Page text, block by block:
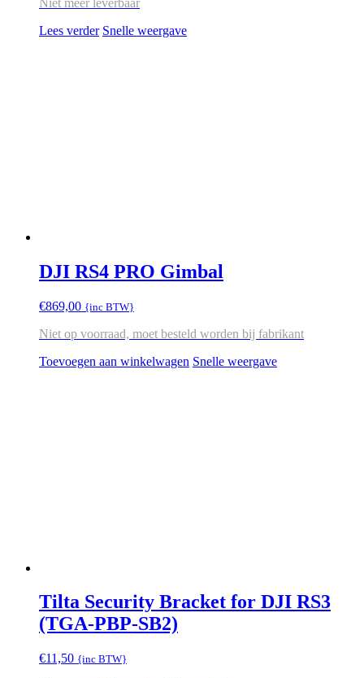
Lees verder Snelle weergave
DJI RS4 PRO Gimbal
€869,00 {inc BTW}
Niet op voorraad, moet besteld worden bij fabrikant
Toevoegen aan winkelwagen Snelle weergave
Tilta Security Bracket for DJI RS3
(TGA-PBP-SB2)
€11,50 {inc BTW}